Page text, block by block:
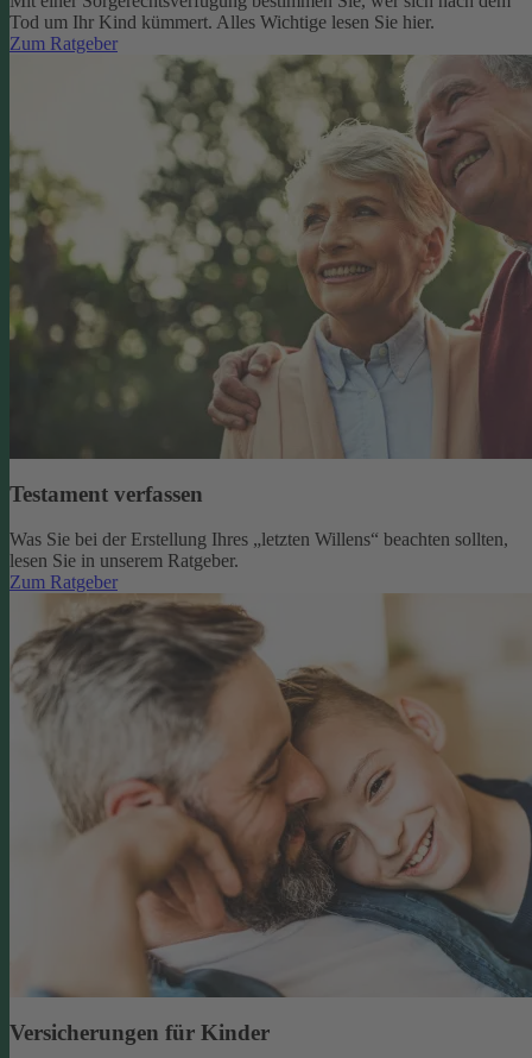
Tod um Ihr Kind kümmert. Alles Wichtige lesen Sie hier.
Zum Ratgeber
Testament verfassen
Was Sie bei der Erstellung Ihres „letzten Willens“ beachten sollten,
lesen Sie in unserem Ratgeber.
Zum Ratgeber
Versicherungen für Kinder